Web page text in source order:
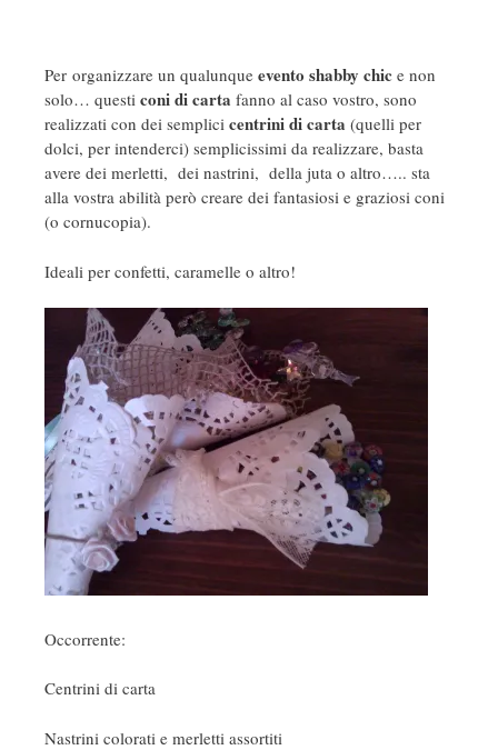
Per organizzare un qualunque evento shabby chic e non
solo… questi coni di carta fanno al caso vostro, sono
realizzati con dei semplici centrini di carta (quelli per
dolci, per intenderci) semplicissimi da realizzare, basta
avere dei merletti, dei nastrini, della juta o altro….. sta
alla vostra abilità però creare dei fantasiosi e graziosi coni
(o cornucopia).
Ideali per confetti, caramelle o altro!
Occorrente:
Centrini di carta
Nastrini colorati e merletti assortiti